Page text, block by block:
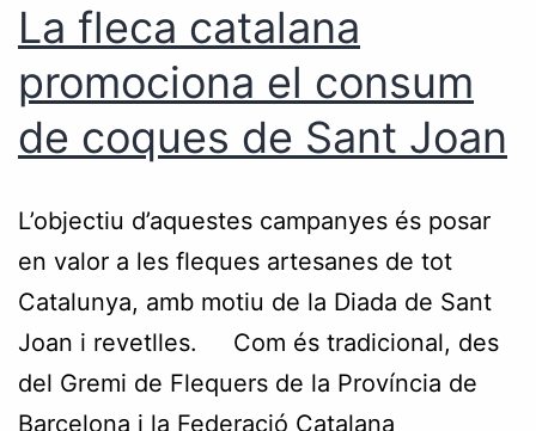
La fleca catalana
promociona el consum
de coques de Sant Joan
L’objectiu d’aquestes campanyes és posar
en valor a les fleques artesanes de tot
Catalunya, amb motiu de la Diada de Sant
Joan i revetlles. Com és tradicional, des
del Gremi de Flequers de la Província de
Barcelona i la Federació Catalana